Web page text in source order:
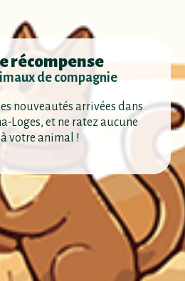
récompense
de compagnie
nouveautés arrivées dans
Loges, et ne ratez aucune
votre animal !